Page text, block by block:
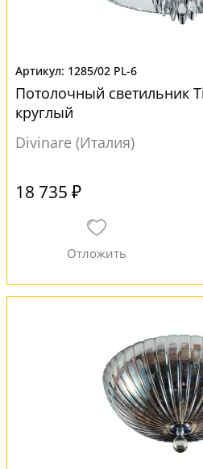
1285/02 PL-6
Потолочный светильник
круглый
Divinare (Италия)
18 735 ₽